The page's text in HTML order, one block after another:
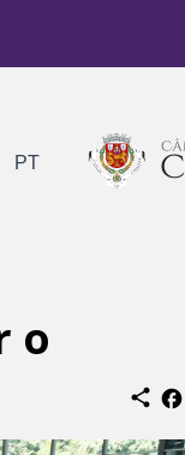
PT
o